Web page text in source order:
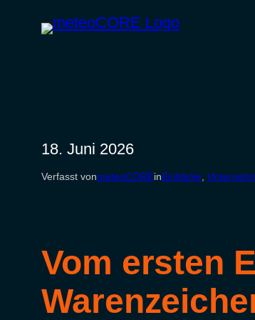
Inhalt
18. Juni 2026
Verfasst vonmeteoCOREinEinblicke
Vom ersten